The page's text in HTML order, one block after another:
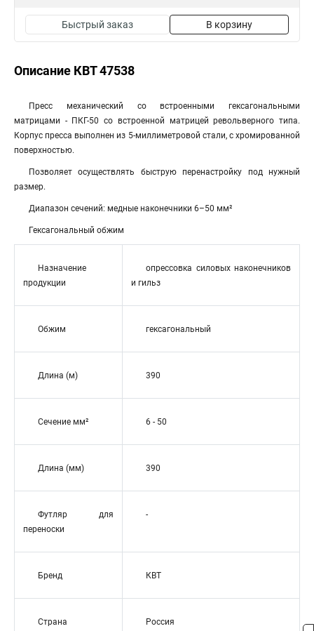
Быстрый заказ В корзину
Описание КВТ 47538
Пресс механический со встроенными гексагональными
матрицами - ПКГ-50 со встроенной матрицей револьверного типа.
Корпус пресса выполнен из 5-миллиметровой стали, с хромированной
поверхностью.
Позволяет осуществлять быструю перенастройку под нужный
размер.
Диапазон сечений: медные наконечники 6–50 мм²
Гексагональный обжим
Назначение
продукции
опрессовка силовых наконечников
и гильз
Обжим гексагональный
Длина (м) 390
Сечение мм² 6 - 50
Длина (мм) 390
Футляр для
переноски
-
Бренд КВТ
Страна
Россия